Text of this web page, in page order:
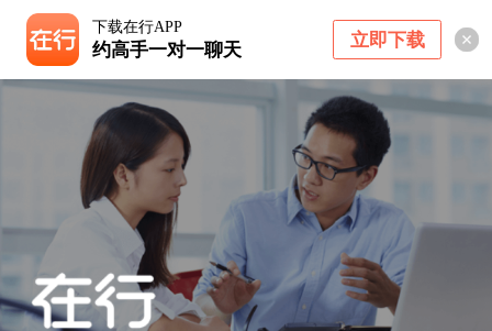
下载在行APP
约高手一对一聊天 立即下载